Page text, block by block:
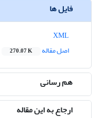
فایل ها
اصل مقاله
270.07 K
هم رسانی
ارجاع به این مقاله